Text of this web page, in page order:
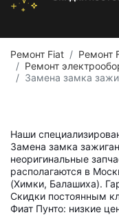
Ремонт Fiat
Ремонт
Ремонт
Замена замка
Наши
Замена замка
неоригинальные
располагаются в
(Химки, Балашиха).
Скидки постоянным
Фиат Пунто: низкие